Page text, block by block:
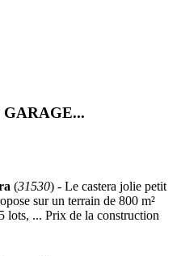
(31530) - Le castera jolie petit
sur un terrain de 800 m²
lots, ... Prix de la construction